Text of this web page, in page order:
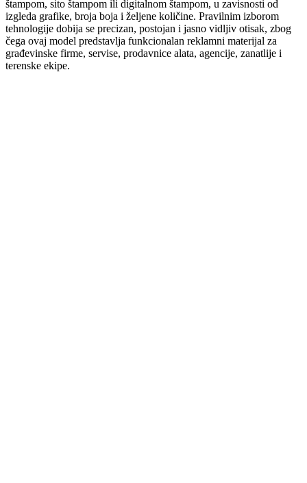
štampom, sito štampom ili digitalnom štampom, u zavisnosti od
izgleda grafike, broja boja i željene količine. Pravilnim izborom
tehnologije dobija se precizan, postojan i jasno vidljiv otisak, zbog
čega ovaj model predstavlja funkcionalan reklamni materijal za
građevinske firme, servise, prodavnice alata, agencije, zanatlije i
terenske ekipe.